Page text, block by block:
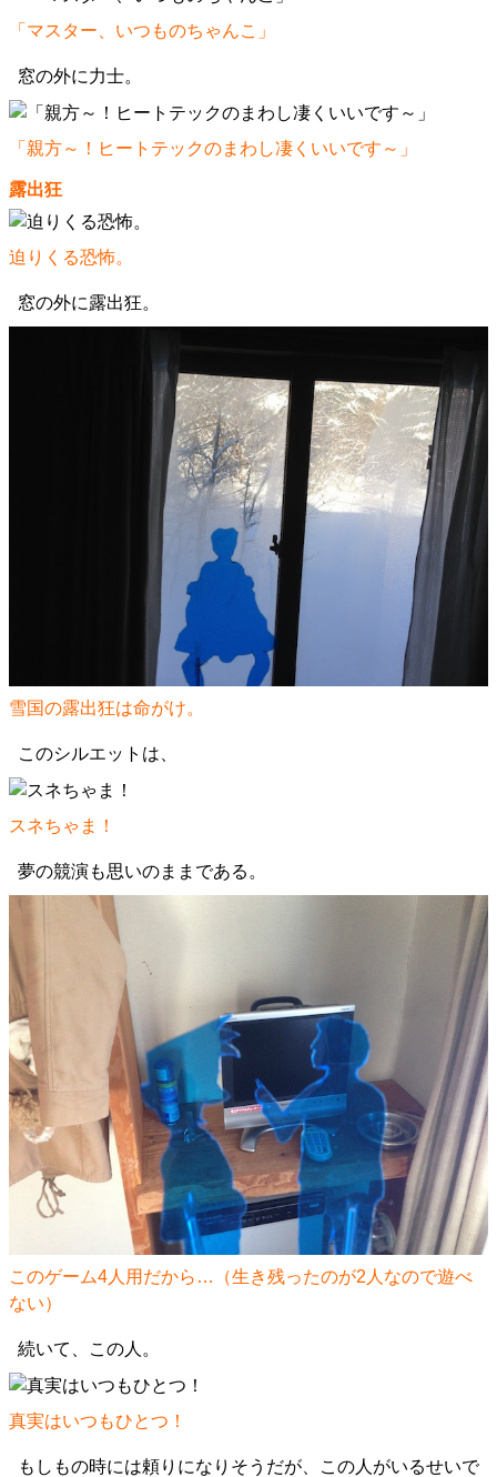
「マスター、いつものちゃんこ」
窓の外に力士。
「親方～！ヒートテックのまわし凄くいいです～」
露出狂
迫りくる恐怖。
窓の外に露出狂。
雪国の露出狂は命がけ。
このシルエットは、
スネちゃま！
夢の競演も思いのままである。
このゲーム4人用だから…（生き残ったのが2人なので遊べ
ない）
続いて、この人。
真実はいつもひとつ！
もしもの時には頼りになりそうだが、この人がいるせいで